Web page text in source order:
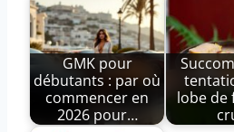
GMK pour
débutants : par où
commencer en
2026 pour…
lobe de